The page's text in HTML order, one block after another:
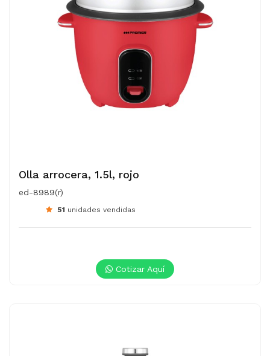
Olla arrocera, 1.5l, rojo
ed-8989(r)
51 unidades vendidas
Cotizar Aquí